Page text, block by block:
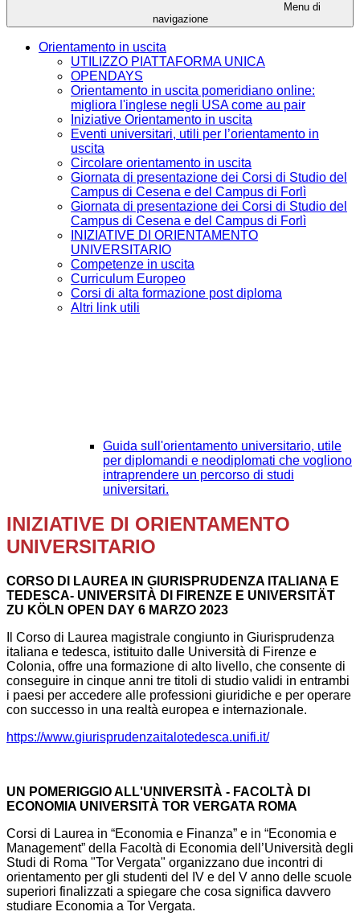
Menu di
navigazione
Orientamento in uscita
UTILIZZO PIATTAFORMA UNICA
OPENDAYS
Orientamento in uscita pomeridiano online:
migliora l'inglese negli USA come au pair
Iniziative Orientamento in uscita
Eventi universitari, utili per l’orientamento in
uscita
Circolare orientamento in uscita
Giornata di presentazione dei Corsi di Studio del
Campus di Cesena e del Campus di Forlì
Giornata di presentazione dei Corsi di Studio del
Campus di Cesena e del Campus di Forlì
INIZIATIVE DI ORIENTAMENTO
UNIVERSITARIO
Competenze in uscita
Curriculum Europeo
Corsi di alta formazione post diploma
Altri link utili
Guida sull'orientamento universitario, utile
per diplomandi e neodiplomati che vogliono
intraprendere un percorso di studi
universitari.
INIZIATIVE DI ORIENTAMENTO
UNIVERSITARIO
CORSO DI LAUREA IN GIURISPRUDENZA ITALIANA E
TEDESCA- UNIVERSITÀ DI FIRENZE E UNIVERSITÄT
ZU KÖLN OPEN DAY 6 MARZO 2023
Il Corso di Laurea magistrale congiunto in Giurisprudenza
italiana e tedesca, istituito dalle Università di Firenze e
Colonia, offre una formazione di alto livello, che consente di
conseguire in cinque anni tre titoli di studio validi in entrambi
i paesi per accedere alle professioni giuridiche e per operare
con successo in una realtà europea e internazionale.
https://www.giurisprudenzaitalotedesca.unifi.it/
UN POMERIGGIO ALL'UNIVERSITÀ - FACOLTÀ DI
ECONOMIA UNIVERSITÀ TOR VERGATA ROMA
Corsi di Laurea in “Economia e Finanza” e in “Economia e
Management” della Facoltà di Economia dell’Università degli
Studi di Roma "Tor Vergata" organizzano due incontri di
orientamento per gli studenti del IV e del V anno delle scuole
superiori finalizzati a spiegare che cosa significa davvero
studiare Economia a Tor Vergata.